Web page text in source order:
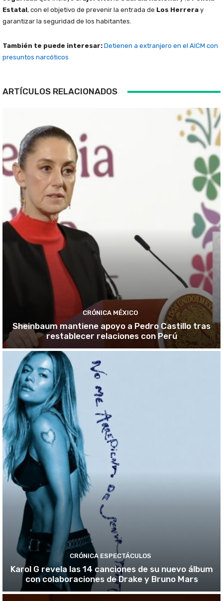
Estatal, con el objetivo de prevenir la entrada de Los Herrera y
garantizar la seguridad de los habitantes.
También te puede interesar: Detienen a extranjero en el AICM con
presuntos narcóticos
ARTÍCULOS RELACIONADOS
CRÓNICA MÉXICO
Sheinbaum mantiene apoyo a Pedro Castillo tras
restablecer relaciones con Perú
CRÓNICA ESPECTÁCULOS
Karol G revela las 14 canciones de su nuevo álbum
con colaboraciones de Drake y Bruno Mars